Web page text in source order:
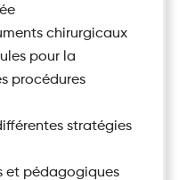
chirurgicaux
pour la
procédures
stratégies
et pédagogiques